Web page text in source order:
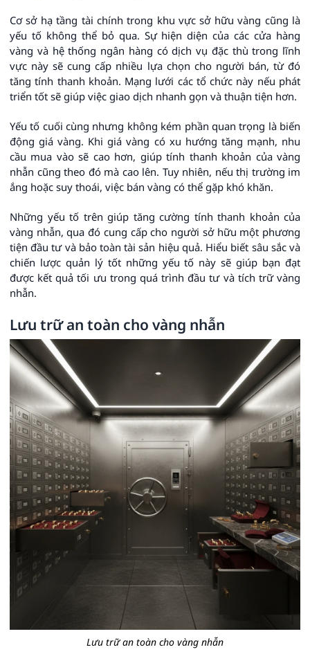
Cơ sở hạ tầng tài chính trong khu vực sở hữu vàng cũng là
yếu tố không thể bỏ qua. Sự hiện diện của các cửa hàng
vàng và hệ thống ngân hàng có dịch vụ đặc thù trong lĩnh
vực này sẽ cung cấp nhiều lựa chọn cho người bán, từ đó
tăng tính thanh khoản. Mạng lưới các tổ chức này nếu phát
triển tốt sẽ giúp việc giao dịch nhanh gọn và thuận tiện hơn.
Yếu tố cuối cùng nhưng không kém phần quan trọng là biến
động giá vàng. Khi giá vàng có xu hướng tăng mạnh, nhu
cầu mua vào sẽ cao hơn, giúp tính thanh khoản của vàng
nhẫn cũng theo đó mà cao lên. Tuy nhiên, nếu thị trường im
ắng hoặc suy thoái, việc bán vàng có thể gặp khó khăn.
Những yếu tố trên giúp tăng cường tính thanh khoản của
vàng nhẫn, qua đó cung cấp cho người sở hữu một phương
tiện đầu tư và bảo toàn tài sản hiệu quả. Hiểu biết sâu sắc và
chiến lược quản lý tốt những yếu tố này sẽ giúp bạn đạt
được kết quả tối ưu trong quá trình đầu tư và tích trữ vàng
nhẫn.
Lưu trữ an toàn cho vàng nhẫn
Lưu trữ an toàn cho vàng nhẫn